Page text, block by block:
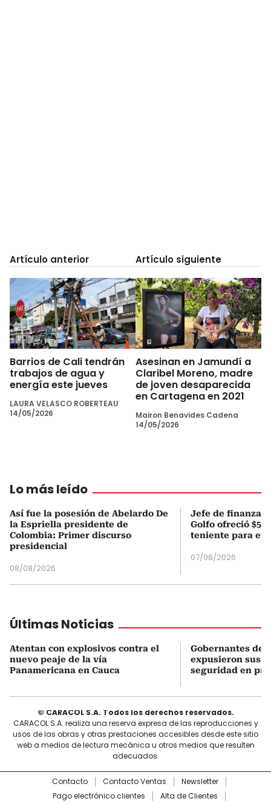
Artículo anterior
Barrios de Cali tendrán
trabajos de agua y
energía este jueves
LAURA VELASCO ROBERTEAU
14/05/2026
Artículo siguiente
Asesinan en Jamundí a
Claribel Moreno, madre
de joven desaparecida
en Cartagena en 2021
Mairon Benavides Cadena
14/05/2026
Lo más leído
Así fue la posesión de Abelardo De
la Espriella presidente de
Colombia: Primer discurso
presidencial
08/08/2026
Jefe de finanzas
Golfo ofreció
teniente para
07/08/2026
Últimas Noticias
Atentan con explosivos contra el
nuevo peaje de la vía
Panamericana en Cauca
Gobernantes del
expusieron sus
seguridad en
© CARACOL S.A. Todos los derechos reservados.
CARACOL S.A. realiza una reserva expresa de las reproducciones y
usos de las obras y otras prestaciones accesibles desde este sitio
web a medios de lectura mecánica u otros medios que resulten
adecuados.
Contacto Contacto Ventas
Newsletter
Pago electrónico clientes
Alta de Clientes